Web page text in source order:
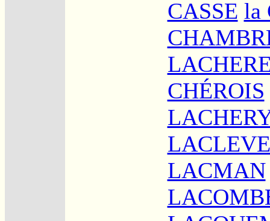
CASSE la
CHÉROIS
LACLEVE
LACMAN